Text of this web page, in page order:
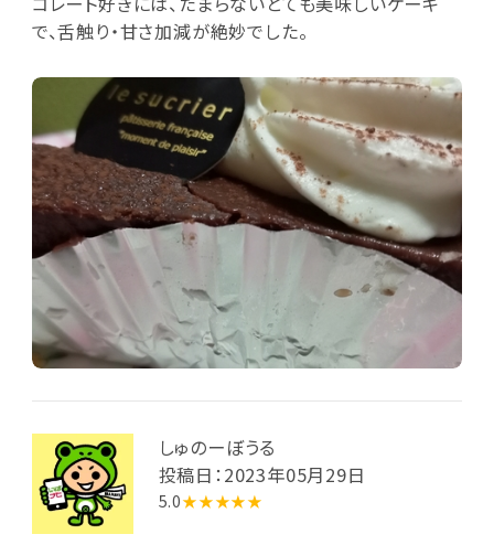
で、舌触り・甘さ加減が絶妙でした。
しゅのーぼうる
投稿日：2023年05月29日
5.0★★★★★